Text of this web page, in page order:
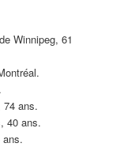
Winnipeg, 61
74 ans.
40 ans.
ans.